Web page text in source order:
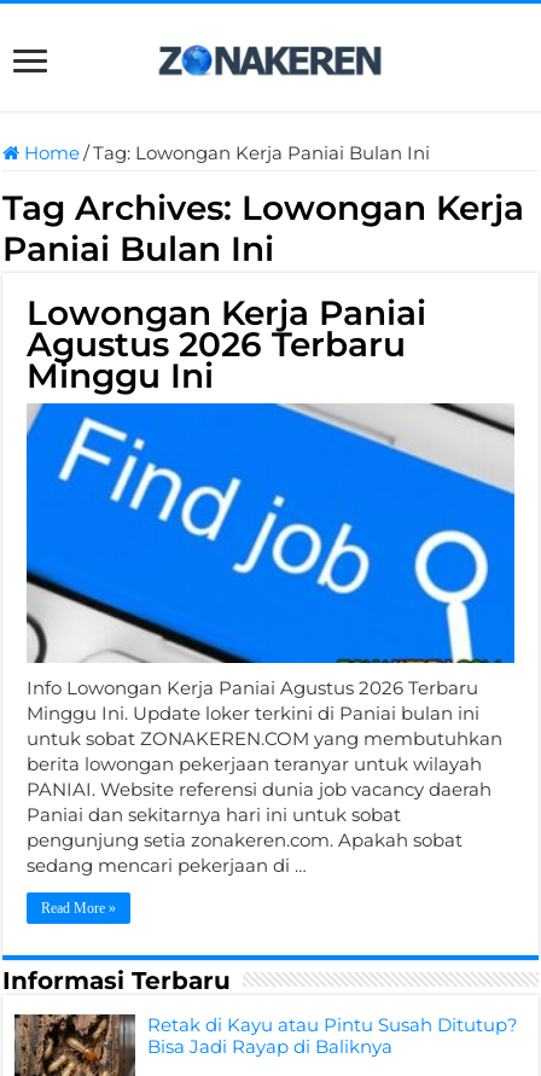
Home/Tag: Lowongan Kerja Paniai Bulan Ini
Tag Archives: Lowongan Kerja
Paniai Bulan Ini
Lowongan Kerja Paniai
Agustus 2026 Terbaru
Minggu Ini
Info Lowongan Kerja Paniai Agustus 2026 Terbaru
Minggu Ini. Update loker terkini di Paniai bulan ini
untuk sobat ZONAKEREN.COM yang membutuhkan
berita lowongan pekerjaan teranyar untuk wilayah
PANIAI. Website referensi dunia job vacancy daerah
Paniai dan sekitarnya hari ini untuk sobat
pengunjung setia zonakeren.com. Apakah sobat
sedang mencari pekerjaan di …
Read More »
Informasi Terbaru
Retak di Kayu atau Pintu Susah Ditutup?
Bisa Jadi Rayap di Baliknya